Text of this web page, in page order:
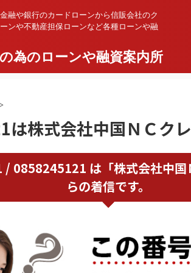
融や銀行のカードローンから信販会社のク
ンや不動産担保ローンなど各種ローンや融
為のローンや融資案内所
>
株式会社中国ＮＣク
0858245121 は「株式会社中国
らの着信です。